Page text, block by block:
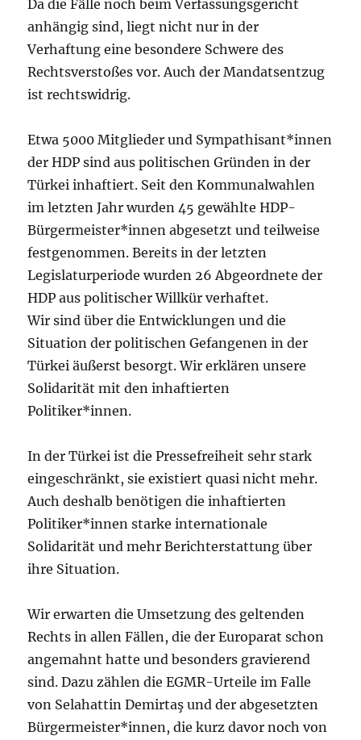
Da die Fälle noch beim Verfassungsgericht
anhängig sind, liegt nicht nur in der
Verhaftung eine besondere Schwere des
Rechtsverstoßes vor. Auch der Mandatsentzug
ist rechtswidrig.
Etwa 5000 Mitglieder und Sympathisant*innen
der HDP sind aus politischen Gründen in der
Türkei inhaftiert. Seit den Kommunalwahlen
im letzten Jahr wurden 45 gewählte HDP-
Bürgermeister*innen abgesetzt und teilweise
festgenommen. Bereits in der letzten
Legislaturperiode wurden 26 Abgeordnete der
HDP aus politischer Willkür verhaftet.
Wir sind über die Entwicklungen und die
Situation der politischen Gefangenen in der
Türkei äußerst besorgt. Wir erklären unsere
Solidarität mit den inhaftierten
Politiker*innen.
In der Türkei ist die Pressefreiheit sehr stark
eingeschränkt, sie existiert quasi nicht mehr.
Auch deshalb benötigen die inhaftierten
Politiker*innen starke internationale
Solidarität und mehr Berichterstattung über
ihre Situation.
Wir erwarten die Umsetzung des geltenden
Rechts in allen Fällen, die der Europarat schon
angemahnt hatte und besonders gravierend
sind. Dazu zählen die EGMR-Urteile im Falle
von Selahattin Demirtaş und der abgesetzten
Bürgermeister*innen, die kurz davor noch von